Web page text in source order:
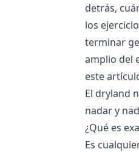
detrás,
los
terminar
amplio del
este
El dryland
nadar y
¿Qué es
Es